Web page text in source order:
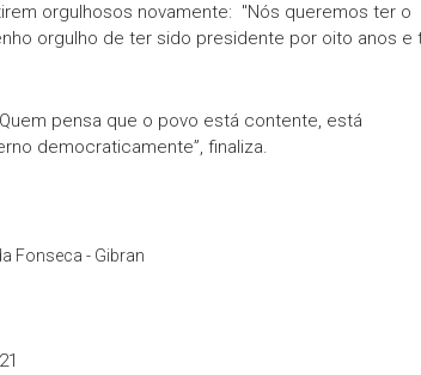
orgulhosos novamente: "Nós queremos ter o
orgulho de ter sido presidente por oito anos e
pensa que o povo está contente, está
democraticamente”, finaliza.
Fonseca - Gibran